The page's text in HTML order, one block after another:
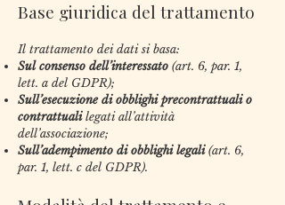
Base giuridica del trattamento
Il trattamento dei dati si basa:
Sul consenso dell’interessato (art. 6, par. 1,
lett. a del GDPR);
Sull’esecuzione di obblighi precontrattuali o
contrattualilegati all’attività
dell’associazione;
Sull’adempimento di obblighi legali(art. 6,
par. 1, lett. c del GDPR).